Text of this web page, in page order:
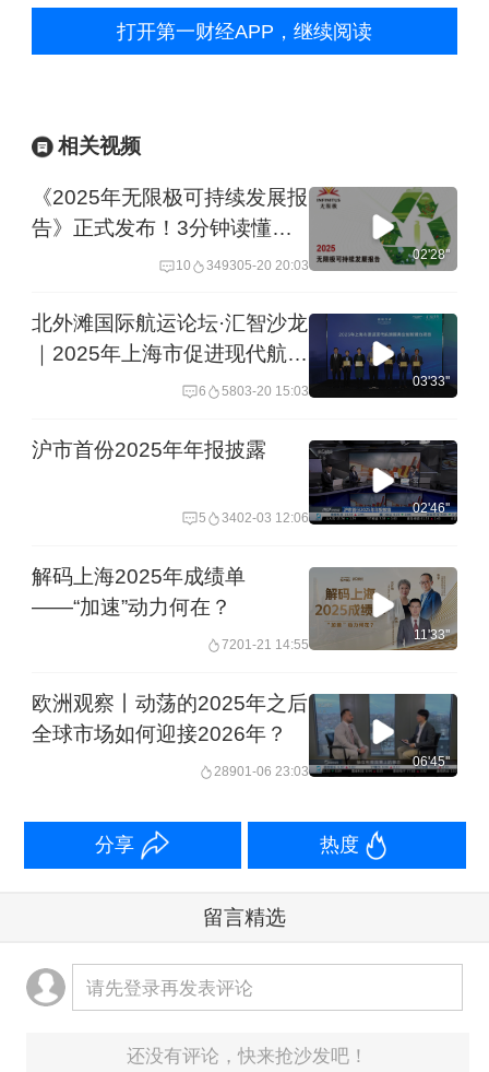
打开第一财经APP，继续阅读
相关视频
《2025年无限极可持续发展报
告》正式发布！3分钟读懂责
10 349305-20 20:03
02'28''
北外滩国际航运论坛·汇智沙龙
｜2025年上海市促进现代航运
服务业创新项目颁证仪式
6 5803-20 15:03
03'33''
沪市首份2025年年报披露
5 3402-03 12:06
02'46''
解码上海2025年成绩单
——“加速”动力何在？
7201-21 14:55
11'33''
欧洲观察丨动荡的2025年之后
全球市场如何迎接2026年？
28901-06 23:03
06'45''
分享 热度
留言精选
请先登录再发表评论
还没有评论，快来抢沙发吧！